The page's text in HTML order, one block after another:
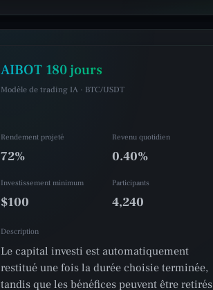
AIBOT 180 jours
Modèle de trading IA · BTC/USDT
Rendement projeté
72%
Revenu quotidien
0.40%
Investissement minimum
$100
Participants
4,240
Description
Le capital investi est automatiquement
restitué une fois la durée choisie terminée,
tandis que les bénéfices peuvent être retirés